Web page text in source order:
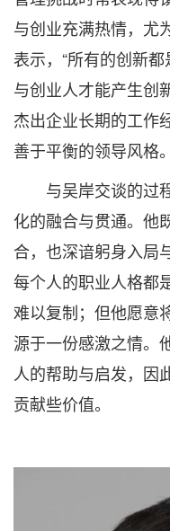
与创业充满热情，尤
表示，“所有的创新
与创业人才能产生创
杰出企业长期的工作
善于平衡的领导风格。
与吴岸交谈的过
化的融合与贯通。他
合，也深谙躬身入局
每个人的职业人格都
难以复制；但他愿意
源于一份感激之情。
人的帮助与启发，因
贡献些价值。